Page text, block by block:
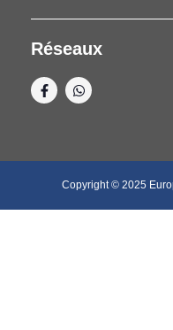
Réseaux
F
a
c
o
W
h
a
p
Copyright © 2025